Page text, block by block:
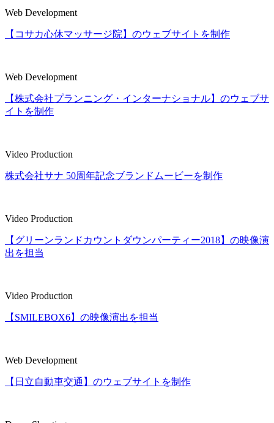
Web Development
【コサカ心休マッサージ院】のウェブサイトを制作
Web Development
【株式会社プランニング・インターナショナル】のウェブサ
イトを制作
Video Production
株式会社サナ 50周年記念ブランドムービーを制作
Video Production
【グリーンランドカウントダウンパーティー2018】の映像演
出を担当
Video Production
【SMILEBOX6】の映像演出を担当
Web Development
【日立自動車交通】のウェブサイトを制作